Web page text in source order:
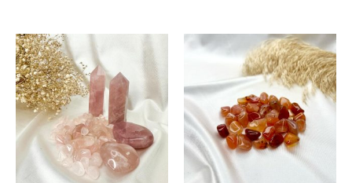
מחירים:
עד
למוצר
יש
מספר
סוגים.
ניתן
לבחור
את